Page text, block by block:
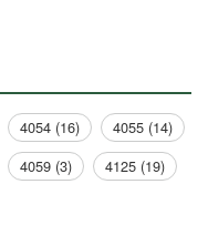
4054 (16)
4055 (14)
4059 (3)
4125 (19)